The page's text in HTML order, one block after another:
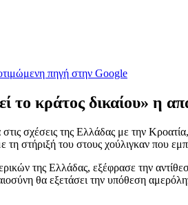
πηγή στην Google
το κράτος δικαίου» η
στις σχέσεις της Ελλάδας με την
τη στήριξή του στους χούλιγκαν που
της Ελλάδας, εξέφρασε την
θα εξετάσει την υπόθεση